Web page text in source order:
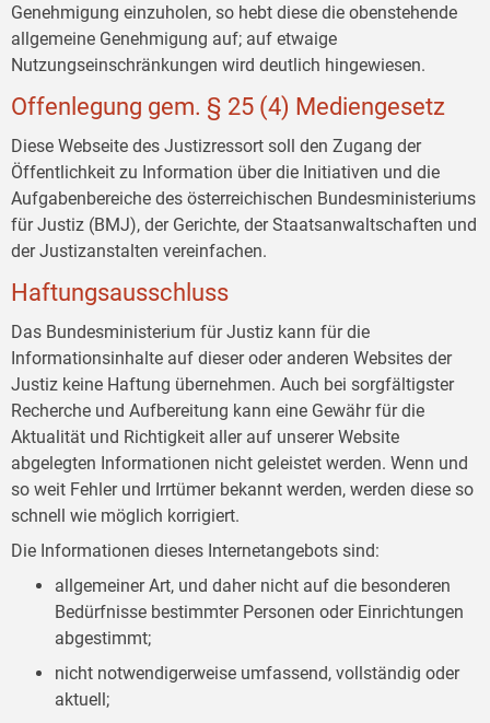
Genehmigung einzuholen, so hebt diese die obenstehende
allgemeine Genehmigung auf; auf etwaige
Nutzungseinschränkungen wird deutlich hingewiesen.
Offenlegung gem. § 25 (4) Mediengesetz
Diese Webseite des Justizressort soll den Zugang der
Öffentlichkeit zu Information über die Initiativen und die
Aufgabenbereiche des österreichischen Bundesministeriums
für Justiz (BMJ), der Gerichte, der Staatsanwaltschaften und
der Justizanstalten vereinfachen.
Haftungsausschluss
Das Bundesministerium für Justiz kann für die
Informationsinhalte auf dieser oder anderen Websites der
Justiz keine Haftung übernehmen. Auch bei sorgfältigster
Recherche und Aufbereitung kann eine Gewähr für die
Aktualität und Richtigkeit aller auf unserer Website
abgelegten Informationen nicht geleistet werden. Wenn und
so weit Fehler und Irrtümer bekannt werden, werden diese so
schnell wie möglich korrigiert.
Die Informationen dieses Internetangebots sind:
allgemeiner Art, und daher nicht auf die besonderen
Bedürfnisse bestimmter Personen oder Einrichtungen
abgestimmt;
nicht notwendigerweise umfassend, vollständig oder
aktuell;